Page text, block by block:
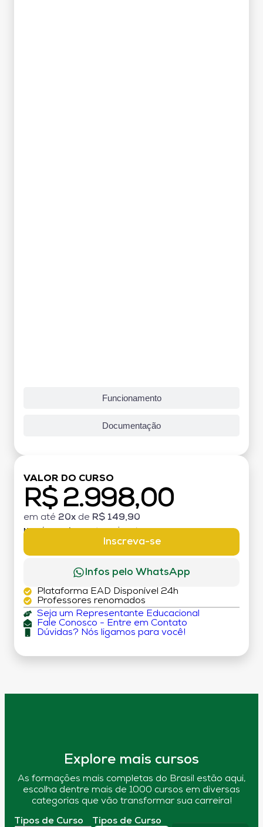
Funcionamento
Documentação
VALOR DO CURSO
R$ 2.998,00
em até 20x de R$ 149,90
MATRÍCULA:
Inscreva-se
Infos pelo WhatsApp
Plataforma EAD Disponível 24h
Professores renomados
Seja um Representante Educacional
Fale Conosco - Entre em Contato
Dúvidas? Nós ligamos para você!
Explore mais cursos
As formações mais completas do Brasil estão aqui,
escolha dentre mais de 1000 cursos em diversas
categorias que vão transformar sua carreira!
Tipos de Curso Tipos de Curso